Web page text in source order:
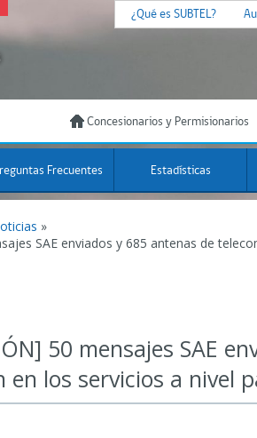
¿Qué es SUBTEL?
Concesionarios y Permisionarios
Frecuentes Estadísticas
»
SAE enviados y 685 antenas de
50 mensajes SAE
en los servicios a nivel